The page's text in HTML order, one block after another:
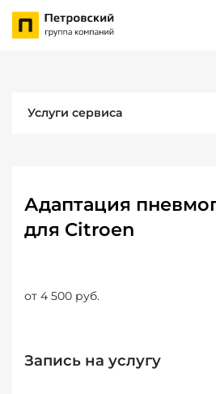
Услуги сервиса
Адаптация
для Citroen
от 4 500 руб.
Запись на услугу